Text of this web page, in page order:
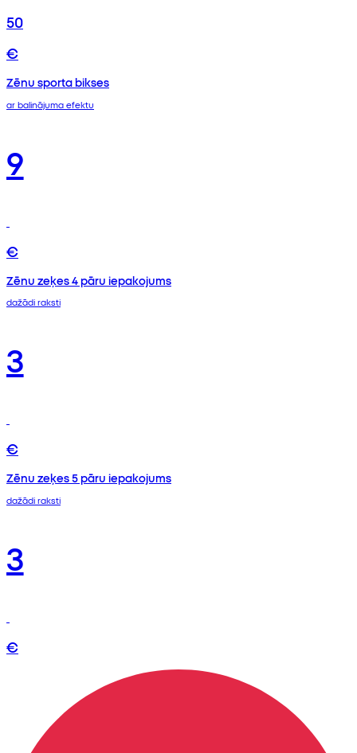
50
€
Zēnu sporta bikses
ar balinājuma efektu
9
€
Zēnu zeķes 4 pāru iepakojums
dažādi raksti
3
€
Zēnu zeķes 5 pāru iepakojums
dažādi raksti
3
€